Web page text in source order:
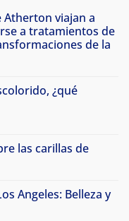
Atherton viajan a
a tratamientos de
de la
¿qué
las carillas de
Angeles: Belleza y